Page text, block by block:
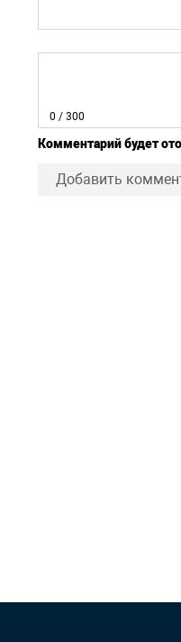
0 / 300
Комментарий будет
Добавить